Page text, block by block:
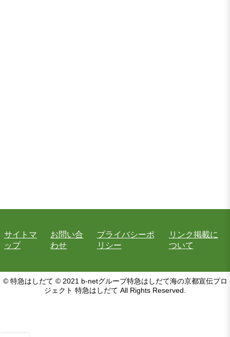
サイトマ
ップ
お問い合
わせ
プライバシーポ
リシー
リンク掲載に
ついて
© 特急はしだて © 2021 b-netグループ特急はしだて海の京都宣伝プロ
ジェクト 特急はしだて All Rights Reserved.